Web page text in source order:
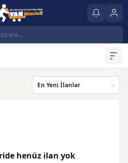
henüz ilan yok